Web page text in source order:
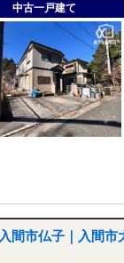
中古一戸建て
入間市仏子｜入間市